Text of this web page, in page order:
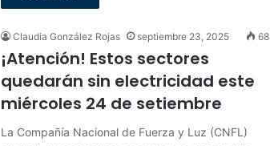
Claudia González Rojas septiembre 23, 2025 68
¡Atención! Estos sectores
quedarán sin electricidad este
miércoles 24 de setiembre
La Compañía Nacional de Fuerza y Luz (CNFL)